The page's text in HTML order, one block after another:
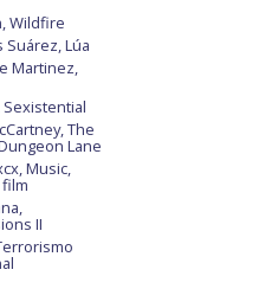
Wildfire
Suárez, Lúa
Martinez,
Sexistential
The
Lane
Music,
II